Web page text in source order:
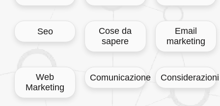
Seo
Cose da
sapere
Email
marketing
Web
Marketing
Comunicazione Considerazioni